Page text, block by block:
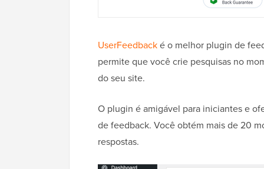
UserFeedbacké o melhor plugin de
permite que você crie pesquisas no
do seu site.
O plugin é amigável para iniciantes e
de feedback. Você obtém mais de 20
respostas.